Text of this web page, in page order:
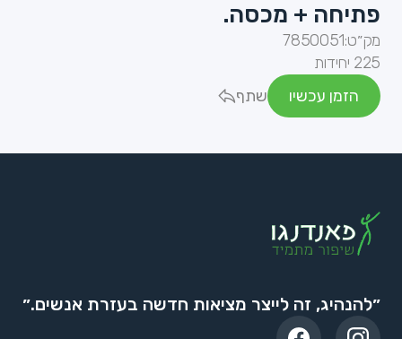
פתיחה + מכסה.
מק״ט:7850051
225 יחידות
הזמן עכשיו
שתף
״להנהיג, זה לייצר מציאות חדשה בעזרת אנשים.״